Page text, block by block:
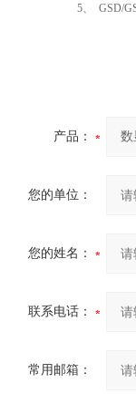
5、
GSD/
产品：
您的单位：
您的姓名：
联系电话：
常用邮箱：